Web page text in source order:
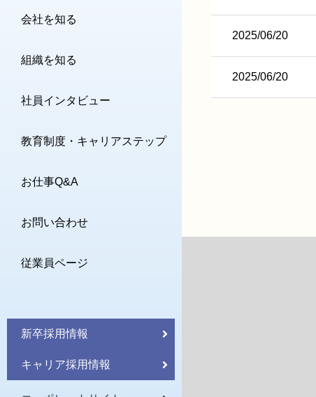
会社を知る
組織を知る
社員インタビュー
教育制度・キャリアステップ
お仕事Q&A
お問い合わせ
従業員ページ
新卒採用情報
キャリア採用情報
2025/06/20
2025/06/20